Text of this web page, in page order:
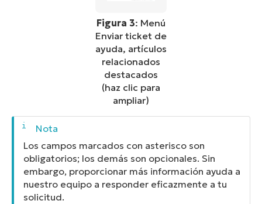
Figura 3: Menú
Enviar ticket de
ayuda, artículos
relacionados
destacados
(haz clic para
ampliar)
Los campos marcados con asterisco son
obligatorios; los demás son opcionales. Sin
embargo, proporcionar más información ayuda a
nuestro equipo a responder eficazmente a tu
solicitud.